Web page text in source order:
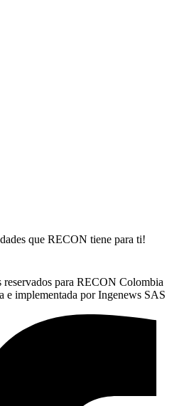
que RECON tiene para ti!
para RECON Colombia
e implementada por Ingenews SAS